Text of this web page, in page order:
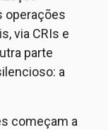
operações
,via CRIs e
parte
a
começam a